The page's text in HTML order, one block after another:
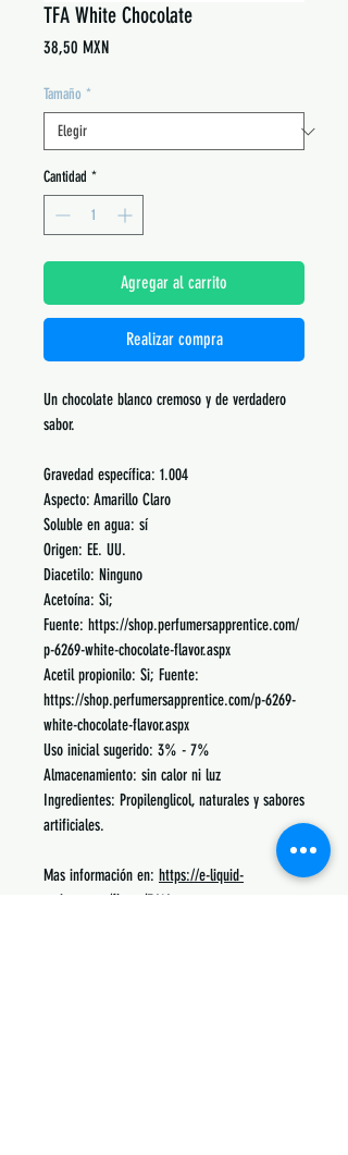
TFA White Chocolate
38,50 MXNPrecio
Tamaño *
Cantidad *
Agregar al carrito
Realizar compra
Un chocolate blanco cremoso y de verdadero
sabor.
Gravedad específica: 1.004
Aspecto: Amarillo Claro
Soluble en agua: sí
Origen: EE. UU.
Diacetilo: Ninguno
Acetoína: Si;
Fuente: https://shop.perfumersapprentice.com/
p-6269-white-chocolate-flavor.aspx
Acetil propionilo: Si; Fuente:
https://shop.perfumersapprentice.com/p-6269-
white-chocolate-flavor.aspx
Uso inicial sugerido: 3% - 7%
Almacenamiento: sin calor ni luz
Ingredientes: Propilenglicol, naturales y sabores
artificiales.
Mas información en: https://e-liquid-
recipes.com/flavor/3416